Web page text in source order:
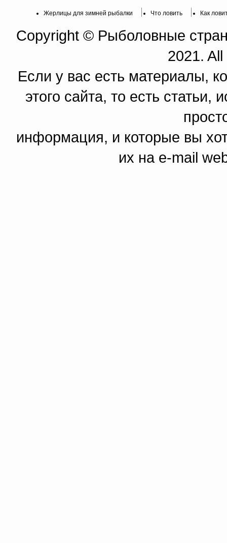
Жерлицы для зимней рыбалки Что ловить Как
Copyright © Рыболовные
2021.
Если у вас есть материалы,
этого сайта, то есть
информация, и которые вы
их на e-mail